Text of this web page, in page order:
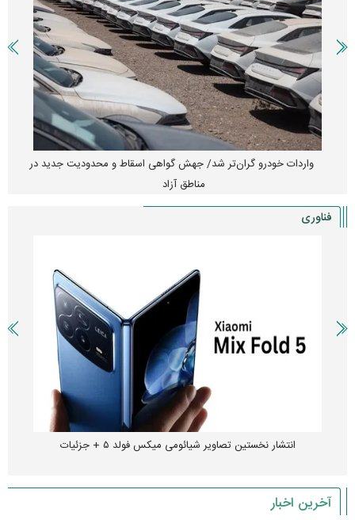
واردات خودرو گران‌تر شد/ جهش گواهی اسقاط و محدودیت جدید در
مناطق آزاد
فناوری
انتشار نخستین تصاویر شیائومی میکس فولد ۵ + جزئیات
آخرین اخبار